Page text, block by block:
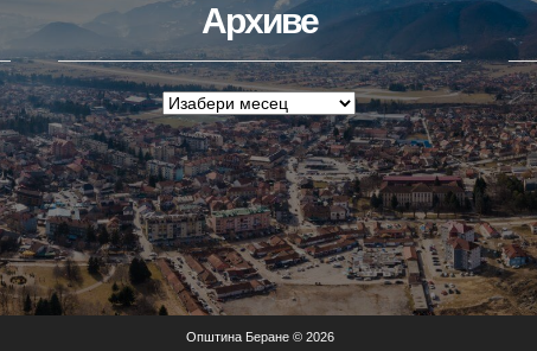
Архиве
Општина Беране © 2026